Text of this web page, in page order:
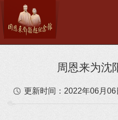
周恩来为沈
更新时间： 2022年06月06